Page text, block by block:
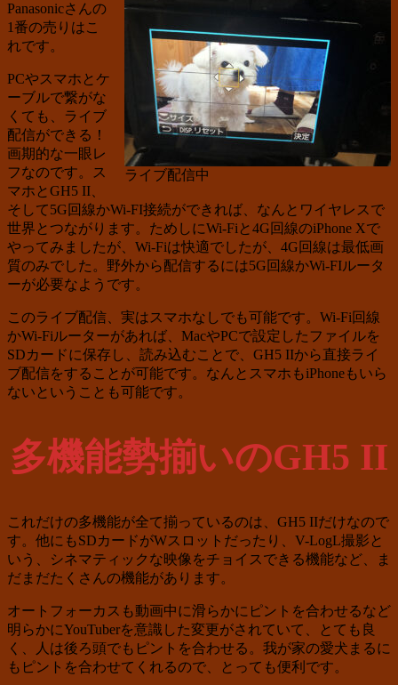
ライブ配信中
Panasonicさんの
1番の売りはこ
れです。
PCやスマホとケ
ーブルで繋がな
くても、ライブ
配信ができる！
画期的な一眼レ
フなのです。ス
マホとGH5 II、
そして5G回線かWi-FI接続ができれば、なんとワイヤレスで
世界とつながります。ためしにWi-Fiと4G回線のiPhone Xで
やってみましたが、Wi-Fiは快適でしたが、4G回線は最低画
質のみでした。野外から配信するには5G回線かWi-FIルータ
ーが必要なようです。
このライブ配信、実はスマホなしでも可能です。Wi-Fi回線
かWi-Fiルーターがあれば、MacやPCで設定したファイルを
SDカードに保存し、読み込むことで、GH5 IIから直接ライ
ブ配信をすることが可能です。なんとスマホもiPhoneもいら
ないということも可能です。
多機能勢揃いのGH5 II
これだけの多機能が全て揃っているのは、GH5 IIだけなので
す。他にもSDカードがWスロットだったり、V-LogL撮影と
いう、シネマティックな映像をチョイスできる機能など、ま
だまだたくさんの機能があります。
オートフォーカスも動画中に滑らかにピントを合わせるなど
明らかにYouTuberを意識した変更がされていて、とても良
く、人は後ろ頭でもピントを合わせる。我が家の愛犬まるに
もピントを合わせてくれるので、とっても便利です。